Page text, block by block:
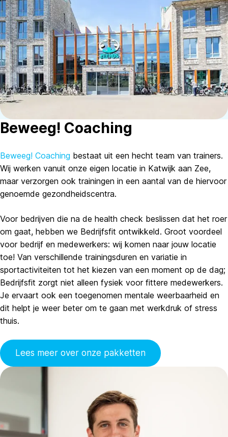
Beweeg! Coaching
Beweeg! Coaching bestaat uit een hecht team van trainers.
Wij werken vanuit onze eigen locatie in Katwijk aan Zee,
maar verzorgen ook trainingen in een aantal van de hiervoor
genoemde gezondheidscentra.
Voor bedrijven die na de health check beslissen dat het roer
om gaat, hebben we Bedrijfsfit ontwikkeld. Groot voordeel
voor bedrijf en medewerkers: wij komen naar jouw locatie
toe! Van verschillende trainingsduren en variatie in
sportactiviteiten tot het kiezen van een moment op de dag;
Bedrijfsfit zorgt niet alleen fysiek voor fittere medewerkers.
Je ervaart ook een toegenomen mentale weerbaarheid en
dit helpt je weer beter om te gaan met werkdruk of stress
thuis.
Lees meer over onze pakketten